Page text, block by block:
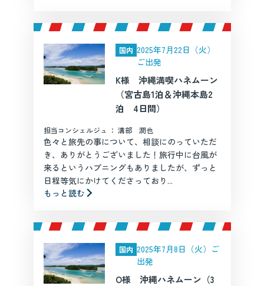
国内 2025年7月22日（火）
ご出発
K様 沖縄満喫ハネムーン
（宮古島1泊＆沖縄本島2
泊 4日間）
担当コンシェルジュ ： 溝部 潤也
色々と旅先の事について、相談にのっていただ
き、ありがとうございました！旅行中に台風が
来るというハプニングもありましたが、ずっと
日程等気にかけてくださっており...
もっと読む
国内 2025年7月8日（火）ご
出発
O様 沖縄ハネムーン（3